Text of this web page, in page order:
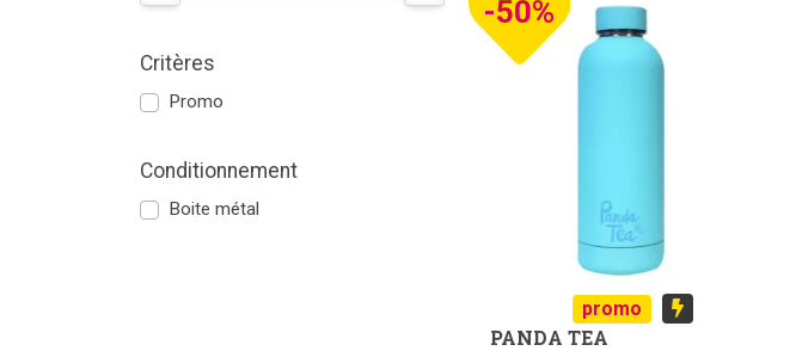
Critères
Promo
Conditionnement
Boite métal
-50%
promo
PANDA TEA